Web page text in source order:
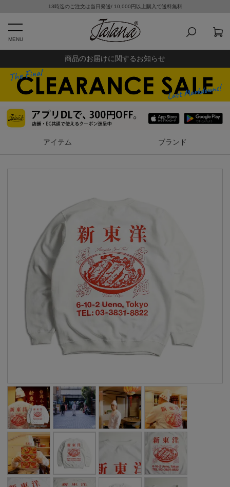
13時迄のご注文は当日発送/ 10,000円以上購入で送料無料
MENU
商品のお届けに関するお知らせ
アイテム ブランド